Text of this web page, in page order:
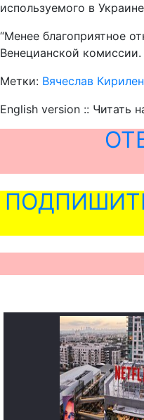
используемого в
“Менее благоприятное
Венецианской комиссии.
Метки: Вячеслав
English version :: Читать